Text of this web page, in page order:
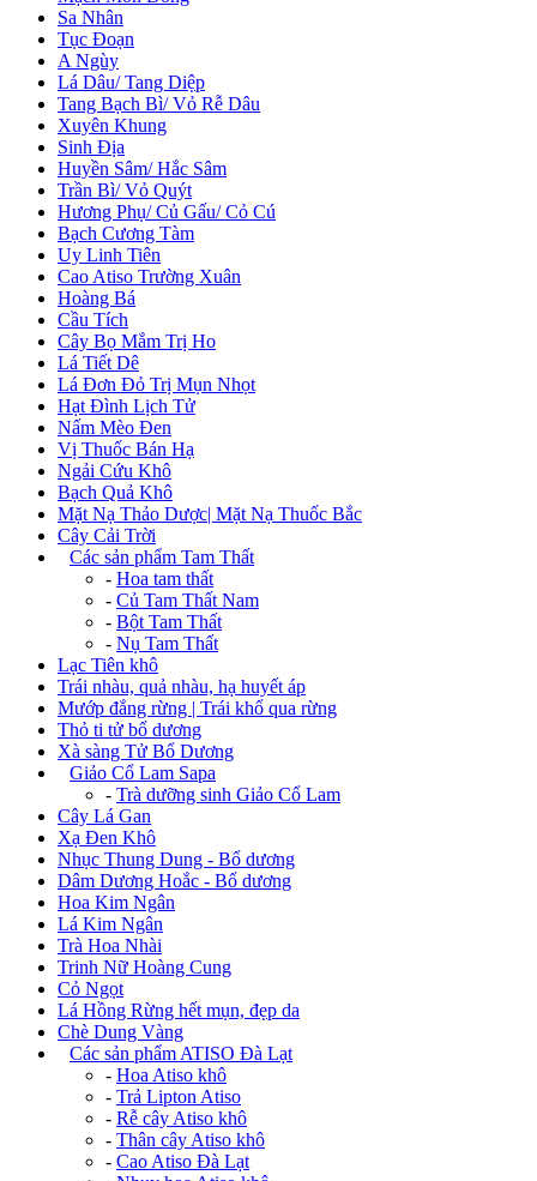
Sa Nhân
Tục Đoạn
A Ngùy
Lá Dâu/ Tang Diệp
Tang Bạch Bì/ Vỏ Rễ Dâu
Xuyên Khung
Sinh Địa
Huyền Sâm/ Hắc Sâm
Trần Bì/ Vỏ Quýt
Hương Phụ/ Củ Gấu/ Cỏ Cú
Bạch Cương Tàm
Uy Linh Tiên
Cao Atiso Trường Xuân
Hoàng Bá
Cầu Tích
Cây Bọ Mắm Trị Ho
Lá Tiết Dê
Lá Đơn Đỏ Trị Mụn Nhọt
Hạt Đình Lịch Tử
Nấm Mèo Đen
Vị Thuốc Bán Hạ
Ngải Cứu Khô
Bạch Quả Khô
Mặt Nạ Thảo Dược| Mặt Nạ Thuốc Bắc
Cây Cải Trời
Các sản phẩm Tam Thất
- Hoa tam thất
- Củ Tam Thất Nam
- Bột Tam Thất
- Nụ Tam Thất
Lạc Tiên khô
Trái nhàu, quả nhàu, hạ huyết áp
Mướp đắng rừng | Trái khổ qua rừng
Thỏ ti tử bổ dương
Xà sàng Tử Bổ Dương
Giảo Cổ Lam Sapa
- Trà dưỡng sinh Giảo Cổ Lam
Cây Lá Gan
Xạ Đen Khô
Nhục Thung Dung - Bổ dương
Dâm Dương Hoắc - Bổ dương
Hoa Kim Ngân
Lá Kim Ngân
Trà Hoa Nhài
Trinh Nữ Hoàng Cung
Cỏ Ngọt
Lá Hồng Rừng hết mụn, đẹp da
Chè Dung Vàng
Các sản phẩm ATISO Đà Lạt
- Hoa Atiso khô
- Trả Lipton Atiso
- Rễ cây Atiso khô
- Thân cây Atiso khô
- Cao Atiso Đà Lạt